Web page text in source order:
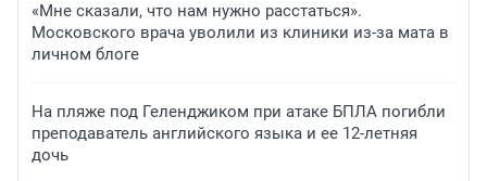
«Мне сказали, что нам нужно расстаться».
Московского врача уволили из клиники из-за мата в
личном блоге
На пляже под Геленджиком при атаке БПЛА погибли
преподаватель английского языка и ее 12-летняя
дочь